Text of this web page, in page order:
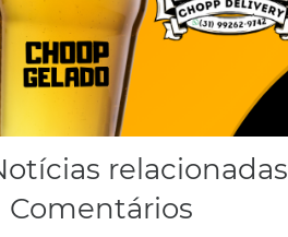
relacionadas
Comentários